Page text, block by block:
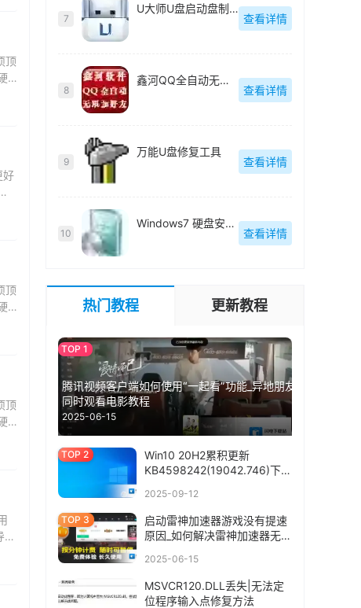
顶
好
顶
顶
7
U大师U盘启动盘制作工具
查看详情
8
鑫河QQ全自动无限加好友神器
查看详情
9
万能U盘修复工具
查看详情
10
Windows7 硬盘安装工具
查看详情
热门教程 更新教程
腾讯视频客户端如何使用“一起看”功能_异地朋友
同时观看电影教程
2025-06-15
Win10 20H2累积更新
KB4598242(19042.746)下载
2025-09-12
启动雷神加速器游戏没有提速
原因_如何解决雷神加速器无法
2025-06-15
MSVCR120.DLL丢失|无法定
位程序输入点修复方法